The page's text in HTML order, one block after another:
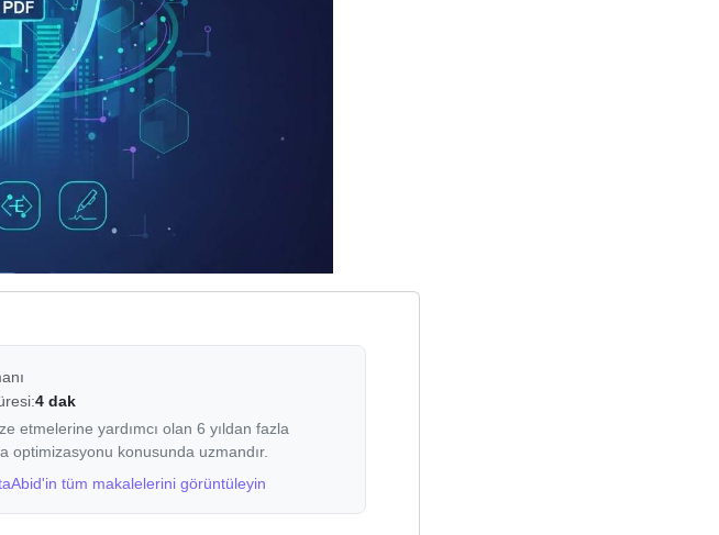
4 dak
etmelerine yardımcı olan 6 yıldan fazla
optimizasyonu konusunda uzmandır.
Abid'in tüm makalelerini görüntüleyin